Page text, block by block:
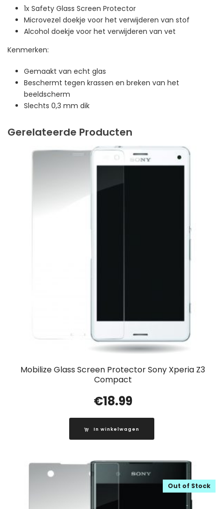
1x Safety Glass Screen Protector
Microvezel doekje voor het verwijderen van stof
Alcohol doekje voor het verwijderen van vet
Kenmerken:
Gemaakt van echt glas
Beschermt tegen krassen en breken van het
beeldscherm
Slechts 0,3 mm dik
Gerelateerde Producten
Mobilize Glass Screen Protector Sony Xperia Z3
Compact
€18.99
In winkelwagen
Out of Stock